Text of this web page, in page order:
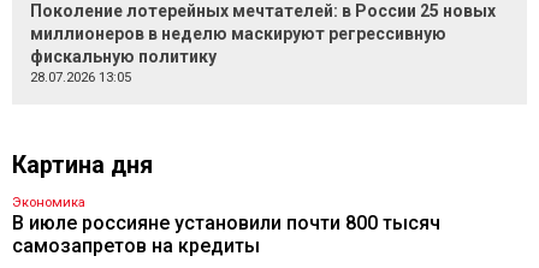
Поколение лотерейных мечтателей: в России 25 новых
миллионеров в неделю маскируют регрессивную
фискальную политику
28.07.2026 13:05
Картина дня
Экономика
В июле россияне установили почти 800 тысяч
самозапретов на кредиты